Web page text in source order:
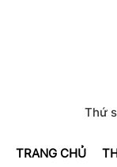
Thứ
TRANG CHỦ